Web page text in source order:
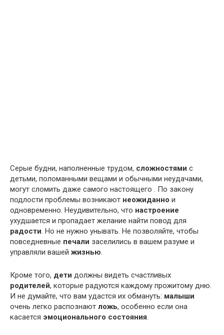
Серые будни, наполненные трудом, сложностями с
детьми, поломанными вещами и обычными неудачами,
могут сломить даже самого настоящего . По закону
подлости проблемы возникают неожиданно и
одновременно. Неудивительно, что настроение
ухудшается и пропадает желание найти повод для
радости. Но не нужно унывать. Не позволяйте, чтобы
повседневные печали заселились в вашем разуме и
управляли вашей жизнью.
Кроме того, дети должны видеть счастливых
родителей, которые радуются каждому прожитому дню.
И не думайте, что вам удастся их обмануть: малыши
очень легко распознают ложь, особенно если она
касается эмоционального состояния.